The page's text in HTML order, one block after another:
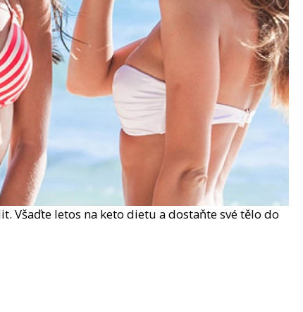
Všaďte letos na keto dietu a dostaňte své tělo do